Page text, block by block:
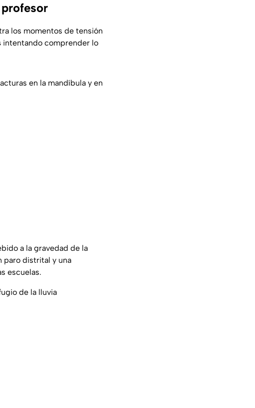
los momentos de tensión
intentando comprender lo
en la mandíbula y en
a la gravedad de la
paro distrital y una
escuelas.
de la lluvia